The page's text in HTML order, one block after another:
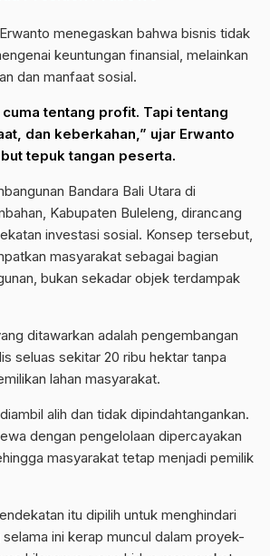
menegaskan bahwa bisnis tidak
keuntungan finansial, melainkan
dan manfaat sosial.
cuma tentang profit. Tapi tentang
dan keberkahan,” ujar Erwanto
tepuk tangan peserta.
Bandara Bali Utara di
Kabupaten Buleleng, dirancang
investasi sosial. Konsep tersebut,
masyarakat sebagai bagian
bukan sekadar objek terdampak
ditawarkan adalah pengembangan
seluas sekitar 20 ribu hektar tanpa
lahan masyarakat.
alih dan tidak dipindahtangankan.
dengan pengelolaan dipercayakan
masyarakat tetap menjadi pemilik
itu dipilih untuk menghindari
ini kerap muncul dalam proyek-